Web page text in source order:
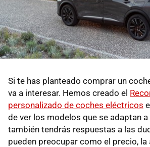
Si te has planteado comprar un
va a interesar. Hemos creado el
personalizado de coches eléctricos
de ver los modelos que se adaptan
también tendrás respuestas a las
pueden preocupar como el precio,